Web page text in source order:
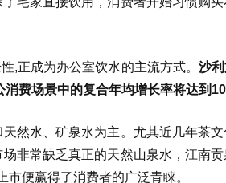
,正成为办公室饮水的主流方式。 沙利
费场景中的复合年均增长率将达到
然水、矿泉水为主。尤其近几年茶
非常缺乏真正的天然山泉水，江南
便赢得了消费者的广泛青睐。